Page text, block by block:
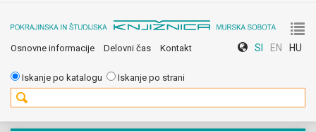
SI EN HU
Osnovne informacije Delovni čas Kontakt
Iskanje po katalogu Iskanje po strani